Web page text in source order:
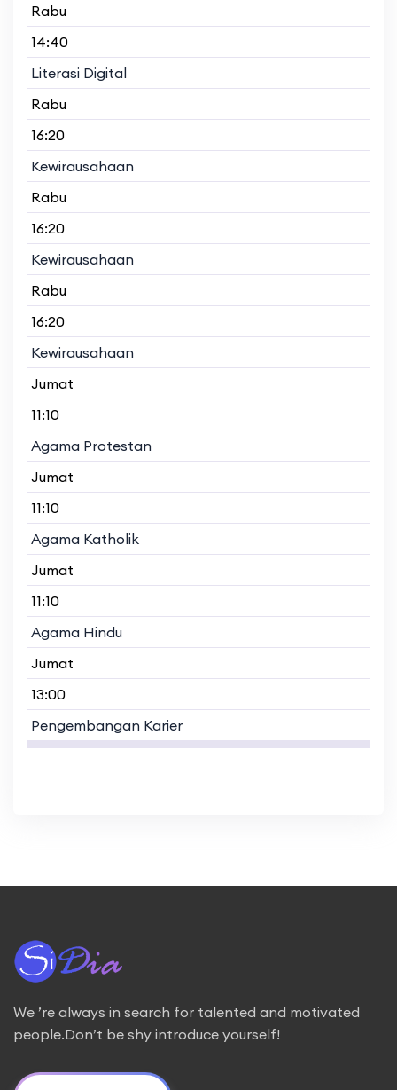
Rabu
14:40
Literasi Digital
Rabu
16:20
Kewirausahaan
Rabu
16:20
Kewirausahaan
Rabu
16:20
Kewirausahaan
Jumat
11:10
Agama Protestan
Jumat
11:10
Agama Katholik
Jumat
11:10
Agama Hindu
Jumat
13:00
Pengembangan Karier
We ’re always in search for talented and motivated
people.Don’t be shy introduce yourself!